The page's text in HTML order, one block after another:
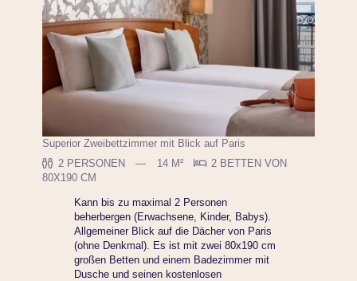
Superior Zweibettzimmer mit Blick auf Paris
2 PERSONEN
14 M²
2 BETTEN VON
80X190 CM
Kann bis zu maximal 2 Personen
beherbergen (Erwachsene, Kinder, Babys).
Allgemeiner Blick auf die Dächer von Paris
(ohne Denkmal). Es ist mit zwei 80x190 cm
großen Betten und einem Badezimmer mit
Dusche und seinen kostenlosen
Kontaktieren Sie uns
Gruppenreservierung
Buchen
Verwalten Sie Ihre Buchungen
Unsere Angebote